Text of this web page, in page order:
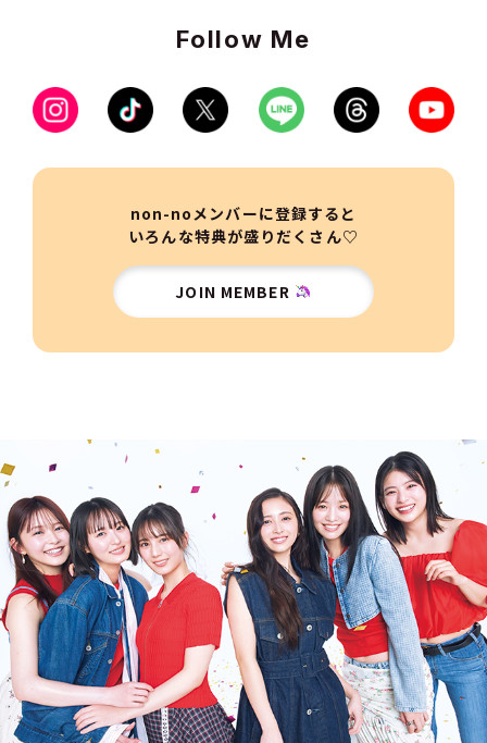
Follow Me
non-noメンバーに登録すると
いろんな特典が盛りだくさん♡
JOIN MEMBER